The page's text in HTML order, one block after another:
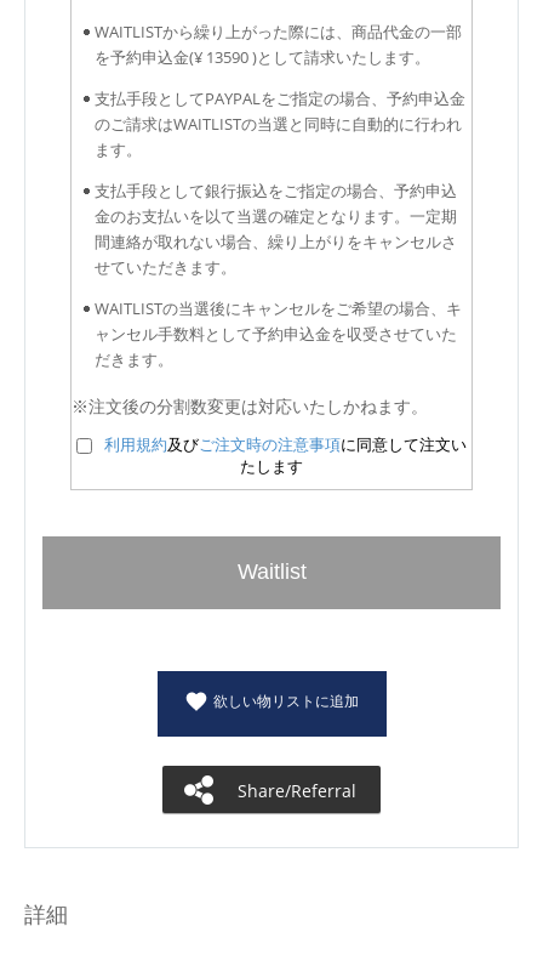
WAITLISTから繰り上がった際には、商品代金の一部
を予約申込金(¥ 13590 )として請求いたします。
支払手段としてPAYPALをご指定の場合、予約申込金
のご請求はWAITLISTの当選と同時に自動的に行われ
ます。
支払手段として銀行振込をご指定の場合、予約申込
金のお支払いを以て当選の確定となります。一定期
間連絡が取れない場合、繰り上がりをキャンセルさ
せていただきます。
WAITLISTの当選後にキャンセルをご希望の場合、キ
ャンセル手数料として予約申込金を収受させていた
だきます。
※注文後の分割数変更は対応いたしかねます。
利用規約及びご注文時の注意事項に同意して注文い
たします
Waitlist
欲しい物リストに追加
Share/Referral
詳細